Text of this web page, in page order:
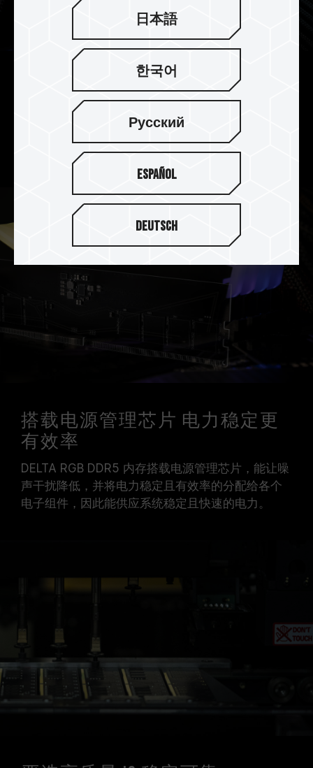
On-die ECC 除错机制 系统更稳定
DELTA 炫光 RGB DDR5 内存支持 On-die ECC 除
错机制，提供错误修正与侦测功能，在追求效能的
同时让系统更稳定。
搭载电源管理芯片 电力稳定更
有效率
DELTA RGB DDR5 内存搭载电源管理芯片，能让噪
声干扰降低，并将电力稳定且有效率的分配给各个
电子组件，因此能供应系统稳定且快速的电力。
日本語
한국어
Русский
Español
Deutsch